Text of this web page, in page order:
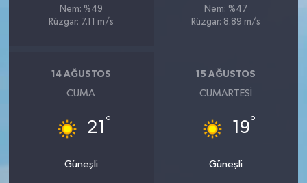
Nem: %49
Rüzgar: 7.11 m/s
Nem: %47
Rüzgar: 8.89 m/s
14 AĞUSTOS
CUMA
21 °
Güneşli
15 AĞUSTOS
CUMARTESI
19°
Güneşli